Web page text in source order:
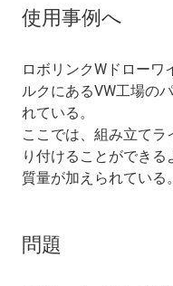
使用事例へ
ロボリンクWドロー
ルクにあるVW工場の
れている。
ここでは、組み立て
り付けることができ
質量が加えられている。
問題